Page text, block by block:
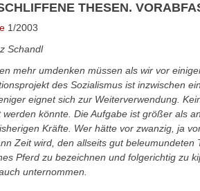
THESEN.
1/2003
Schandl
mehr umdenken müssen als wir vor
des Sozialismus ist inzwischen
eignet sich zur Weiterverwendung.
werden könnte. Die Aufgabe ist größer als
Kräfte. Wer hätte vor zwanzig, ja
Zeit wird, den allseits gut beleumundeten
Pferd zu bezeichnen und folgerichtig zu
unternommen.